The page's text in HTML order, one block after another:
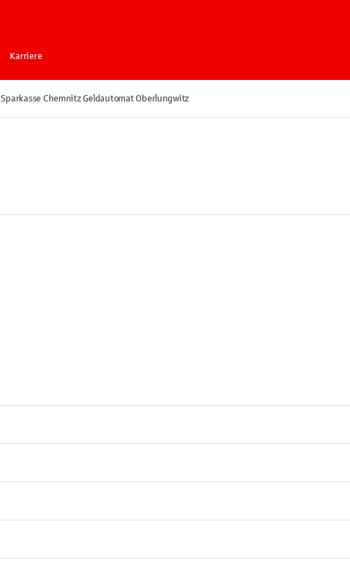
Karriere
Sparkasse Chemnitz Geldautomat Oberlungwitz